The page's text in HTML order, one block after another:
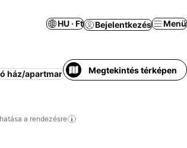
HU · Ft Bejelentkezés Menü
ház/apartman Strand Apartmanhotel All-
Megtekintés térképen
a rendezésre